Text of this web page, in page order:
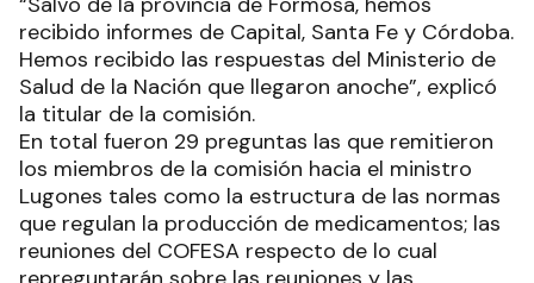
recibido informes de Capital, Santa Fe y Córdoba.
Hemos recibido las respuestas del Ministerio de
Salud de la Nación que llegaron anoche”, explicó
la titular de la comisión.
En total fueron 29 preguntas las que remitieron
los miembros de la comisión hacia el ministro
Lugones tales como la estructura de las normas
que regulan la producción de medicamentos; las
reuniones del COFESA respecto de lo cual